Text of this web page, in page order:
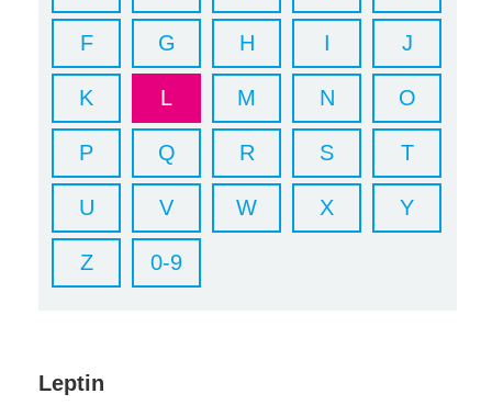
F G H I J
K L M N O
P Q R S T
U V W X Y
Z 0-9
Leptin